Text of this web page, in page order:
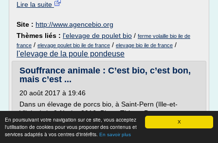
X
En poursuivant votre navigation sur ce site, vous acceptez
l'utilisation de cookies pour vous proposer des contenus et
services adaptés à vos centres d'intérêts. En savoir plus
Lire la suite
Site : http://www.agencebio.org
Thèmes liés : l'elevage de poulet bio / ferme volaille bio ile de
france / elevage poulet bio ile de france / elevage bio ile de france /
l'elevage de la poule pondeuse
Souffrance animale : C’est bio, c’est bon,
mais c’est ...
20 août 2017 à 19:46
Dans un élevage de porcs bio, à Saint-Pern (Ille-et-
Vilaine), le 9 février 2016. Photo Thierry Pasquet.
Signatures
En plein essor, la filière de la viande bio met en avant